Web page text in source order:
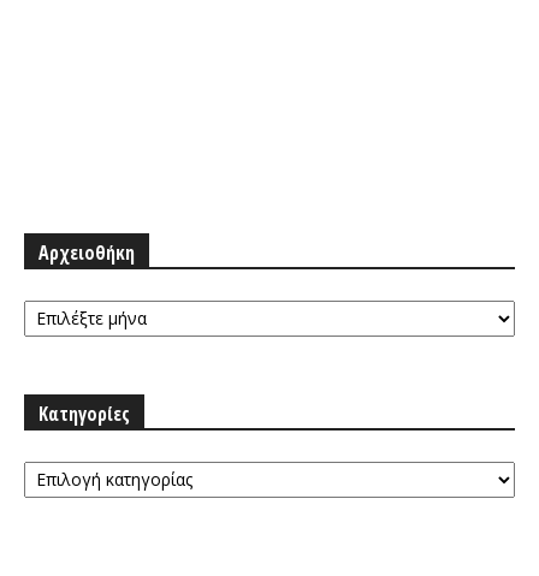
Αρχειοθήκη
Αρχειοθήκη
Κατηγορίες
Κατηγορίες